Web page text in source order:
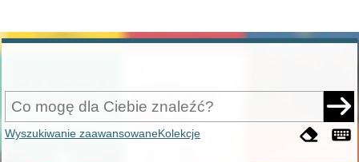
Wyszukiwanie zaawansowaneKolekcje